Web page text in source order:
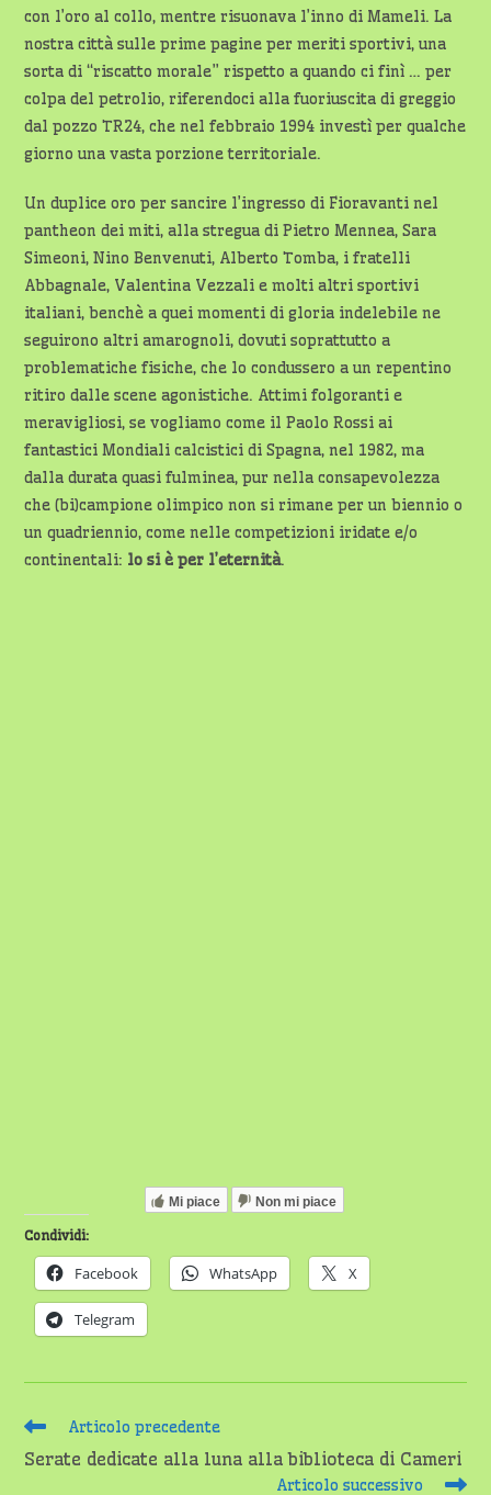
con l’oro al collo, mentre risuonava l’inno di Mameli. La
nostra città sulle prime pagine per meriti sportivi, una
sorta di “riscatto morale” rispetto a quando ci finì … per
colpa del petrolio, riferendoci alla fuoriuscita di greggio
dal pozzo TR24, che nel febbraio 1994 investì per qualche
giorno una vasta porzione territoriale.
Un duplice oro per sancire l’ingresso di Fioravanti nel
pantheon dei miti, alla stregua di Pietro Mennea, Sara
Simeoni, Nino Benvenuti, Alberto Tomba, i fratelli
Abbagnale, Valentina Vezzali e molti altri sportivi
italiani, benchè a quei momenti di gloria indelebile ne
seguirono altri amarognoli, dovuti soprattutto a
problematiche fisiche, che lo condussero a un repentino
ritiro dalle scene agonistiche. Attimi folgoranti e
meravigliosi, se vogliamo come il Paolo Rossi ai
fantastici Mondiali calcistici di Spagna, nel 1982, ma
dalla durata quasi fulminea, pur nella consapevolezza
che (bi)campione olimpico non si rimane per un biennio o
un quadriennio, come nelle competizioni iridate e/o
continentali: lo si è per l’eternità.
Mi piace Non mi piace
Condividi:
Facebook WhatsApp X
Telegram
Leggi
articoli
Articolo precedente
Serate dedicate alla luna alla biblioteca di Cameri
Articolo successivo